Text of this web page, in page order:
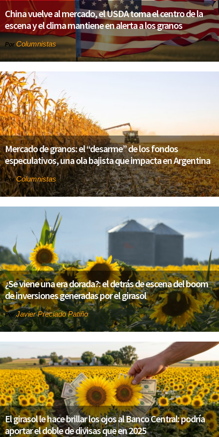
China vuelve al mercado, el USDA toma el centro de la
escena y el clima mantiene en alerta a los granos
Por Columnistas
Mercado de granos: el “desarme” de los fondos
especulativos, una ola bajista que impacta en Argentina
PorColumnistas
¿Se viene una era dorada?: el detrás de escena del boom
de inversiones generadas por el girasol
PorJavier Preciado Patiño
El girasol le hace brillar los ojos al Banco Central: podría
aportar el doble de divisas que en 2025